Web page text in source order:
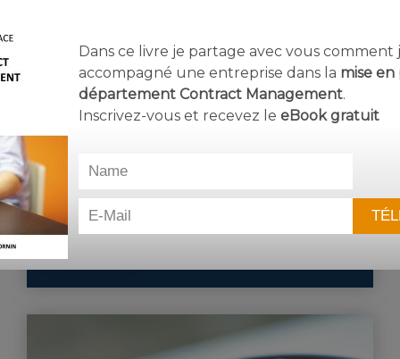
7 mars 2020
Comprendre,Gestion du résultat
Quelle différence y’a-t-il entre un risque et
un problèm…
Dans ce livre je partage avec vous comment
accompagné une entreprise dans la mise en
département Contract Management.
Inscrivez-vous et recevez le eBookgratuit